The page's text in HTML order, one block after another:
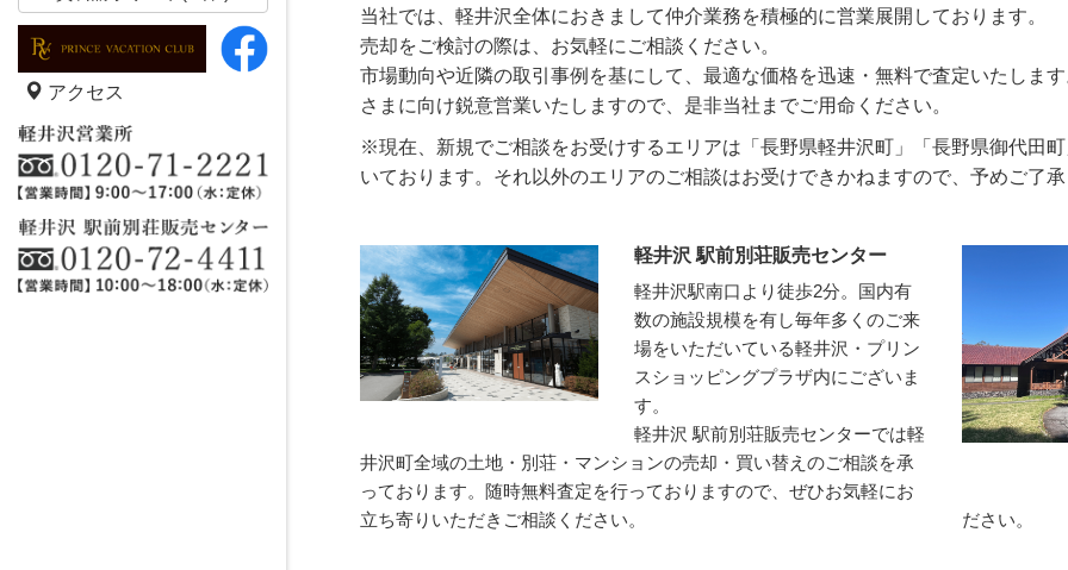
アクセス
当社では、軽井沢全体におきまして仲介業務を積極的に営業展開しております。
売却をご検討の際は、お気軽にご相談ください。
市場動向や近隣の取引事例を基にして、最適な価格を迅速・無料で査定いたしま
さまに向け鋭意営業いたしますので、是非当社までご用命ください。
※現在、新規でご相談をお受けするエリアは「長野県軽井沢町」「長野県御代田
いております。それ以外のエリアのご相談はお受けできかねますので、予めご了承
軽井沢 駅前別荘販売センター
軽井沢駅南口より徒歩2分。国内有
数の施設規模を有し毎年多くのご来
場をいただいている軽井沢・プリン
スショッピングプラザ内にございま
す。
軽井沢 駅前別荘販売センターでは軽
井沢町全域の土地・別荘・マンションの売却・買い替えのご相談を承
っております。随時無料査定を行っておりますので、ぜひお気軽にお
立ち寄りいただきご相談ください。
ださい。